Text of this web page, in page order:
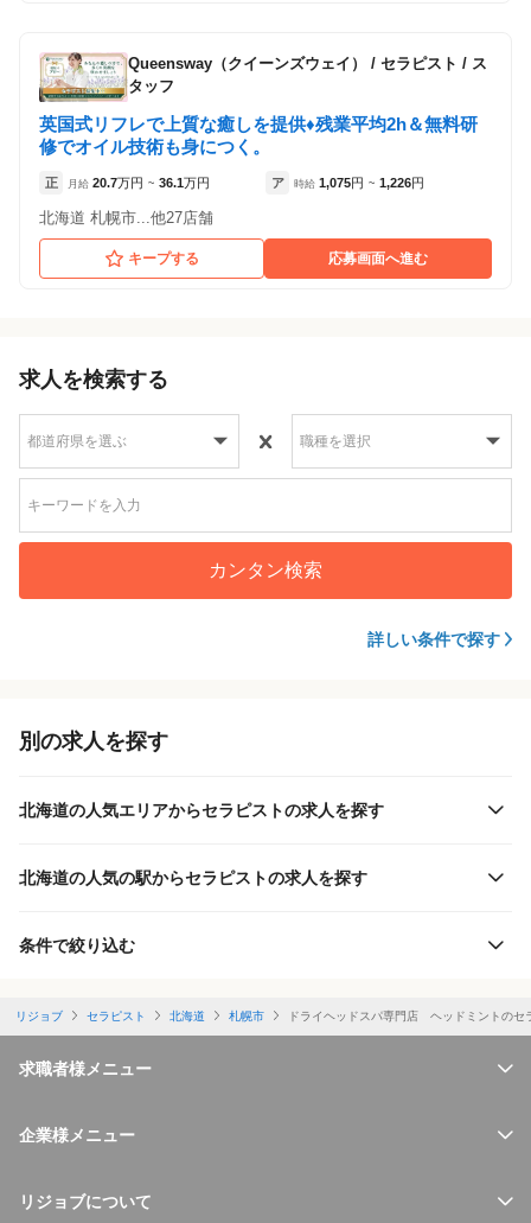
Queensway（クイーンズウェイ） / セラピスト / ス
タッフ
英国式リフレで上質な癒しを提供♦残業平均2h＆無料研
修でオイル技術も身につく。
正 月給 20.7万円 ~ 36.1万円 ア 時給 1,075円 ~ 1,226円
北海道 札幌市...他27店舗
キープする 応募画面へ進む
求人を検索する
カンタン検索
詳しい条件で探す
別の求人を探す
北海道の人気エリアからセラピストの求人を探す
北海道の人気の駅からセラピストの求人を探す
条件で絞り込む
リジョブ セラピスト 北海道 札幌市 ドライヘッドスパ専門店 ヘッドミントのセ
求職者様メニュー
企業様メニュー
リジョブについて